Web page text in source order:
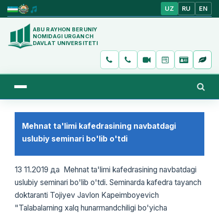
UZ RU EN
ABU RAYHON BERUNIY
NOMIDAGI URGANCH
DAVLAT UNIVERSITETI
Mehnat ta'limi kafedrasining navbatdagi
uslubiy seminari bo'lib o'tdi
13 11.2019 да Mehnat ta'limi kafedrasining navbatdagi
uslubiy seminari bo'lib o'tdi. Seminarda kafedra tayanch
doktaranti Tojiyev Javlon Kaрeimboyevich
"Talabalarning xalq hunarmandchiligi bo'yicha